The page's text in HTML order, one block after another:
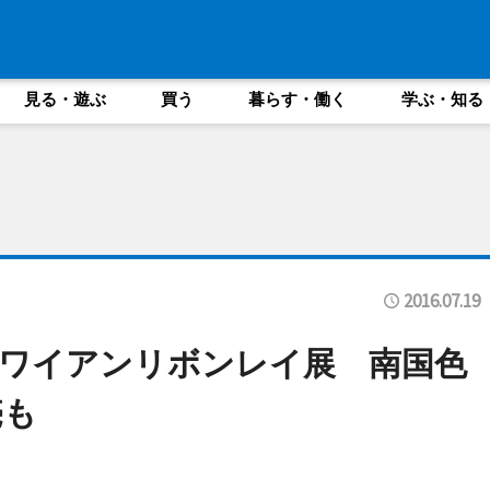
見る・遊ぶ 買う 暮らす・働く 学ぶ・知る
2016.07.19
イアンリボンレイ展 南国色